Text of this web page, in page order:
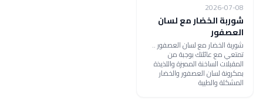
2026-07-08
شوربة الخضار مع لسان
العصفور
شوربة الخضار مع لسان العصفور ..
تمتعي مع عائلتك بوجبة من
المقبلات الساخنة المميزة واللذيذة
بمكرونة لسان العصفور والخضار
المشكلة والطيبة